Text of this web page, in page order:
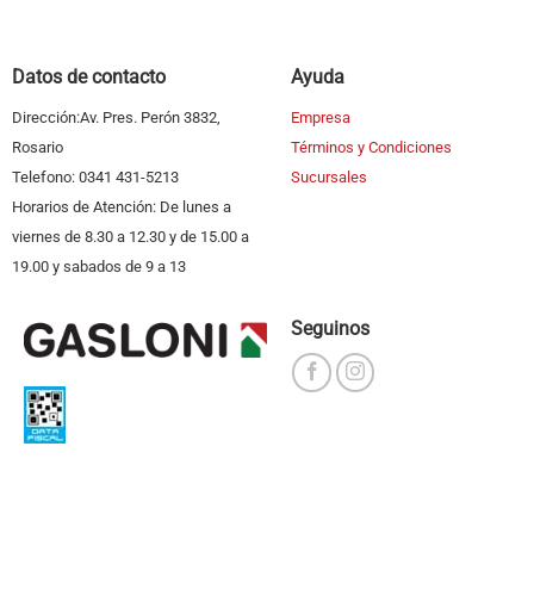
Datos de contacto
Dirección:Av. Pres. Perón 3832,
Rosario
Telefono: 0341 431-5213
Horarios de Atención: De lunes a
viernes de 8.30 a 12.30 y de 15.00 a
19.00 y sabados de 9 a 13
Ayuda
Empresa
Términos y Condiciones
Sucursales
Seguinos